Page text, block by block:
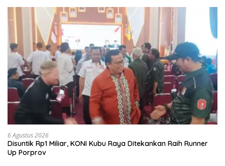
6 Agustus 2026
Disuntik Rp1 Miliar, KONI Kubu Raya Ditekankan Raih Runner
Up Porprov